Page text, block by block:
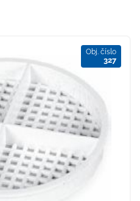
Obj. číslo
327